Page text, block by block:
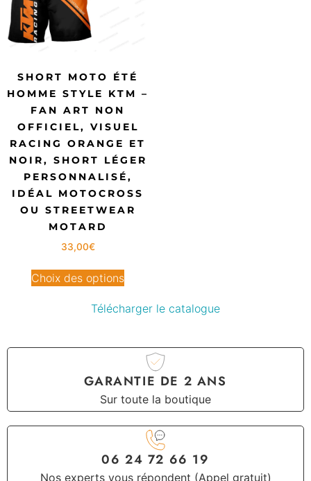
SHORT MOTO ÉTÉ
HOMME STYLE KTM –
FAN ART NON
OFFICIEL, VISUEL
RACING ORANGE ET
NOIR, SHORT LÉGER
PERSONNALISÉ,
IDÉAL MOTOCROSS
OU STREETWEAR
MOTARD
33,00€
Choix des options
Télécharger le catalogue
GARANTIE DE 2 ANS
Sur toute la boutique
06 24 72 66 19
Nos experts vous répondent (Appel gratuit)